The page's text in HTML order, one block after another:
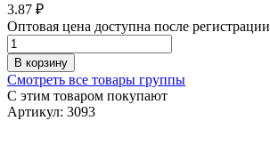
3.87 ₽
Оптовая цена доступна после регистрации
В корзину
Смотреть все товары группы
С этим товаром покупают
Артикул: 3093